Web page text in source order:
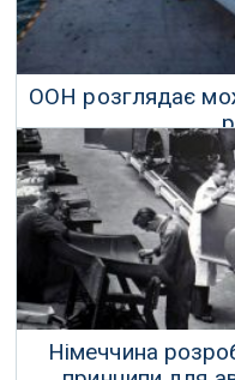
ООН розглядає
20
Німеччина